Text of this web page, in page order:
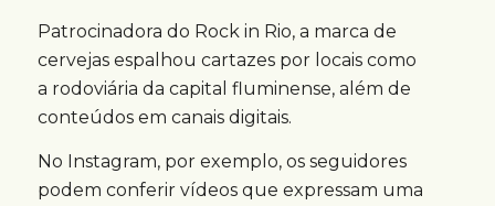
Patrocinadora do Rock in Rio, a marca de
cervejas espalhou cartazes por locais como
a rodoviária da capital fluminense, além de
conteúdos em canais digitais.
No Instagram, por exemplo, os seguidores
podem conferir vídeos que expressam uma